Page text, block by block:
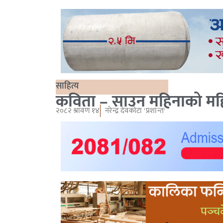
साहित्य
कविता – साउन महिनाको
२०८२ श्रावण १४ नरेन्द्र देवकोटा 'प्रशान्त'